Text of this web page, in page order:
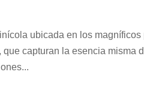
ubicada en los
capturan la esencia misma